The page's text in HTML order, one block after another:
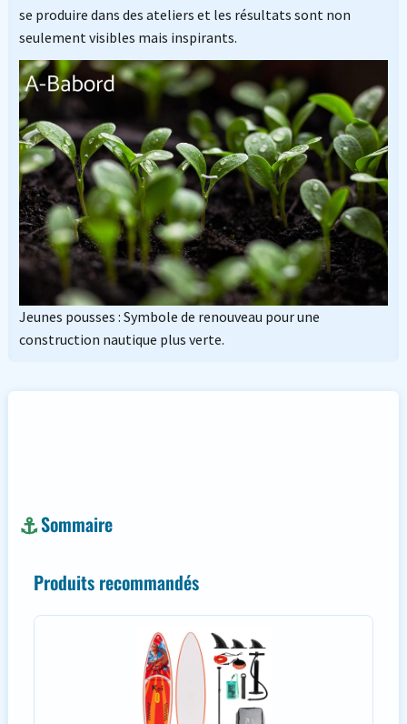
se produire dans des ateliers et les résultats sont non
seulement visibles mais inspirants.
Jeunes pousses : Symbole de renouveau pour une
construction nautique plus verte.
Sommaire
Produits recommandés